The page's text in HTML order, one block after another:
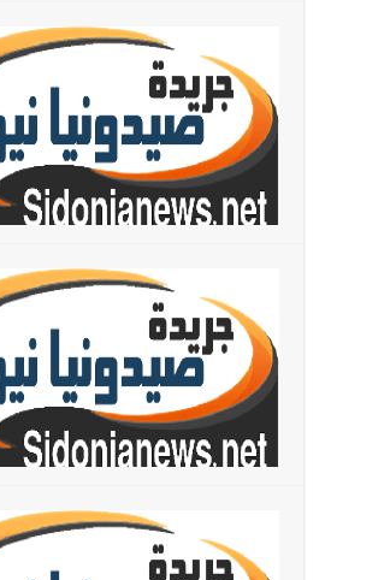
أخبار لبنان مسيّرة أسرائيلية
العالم العربي
تستمر هذه المعاناة التي تمزق